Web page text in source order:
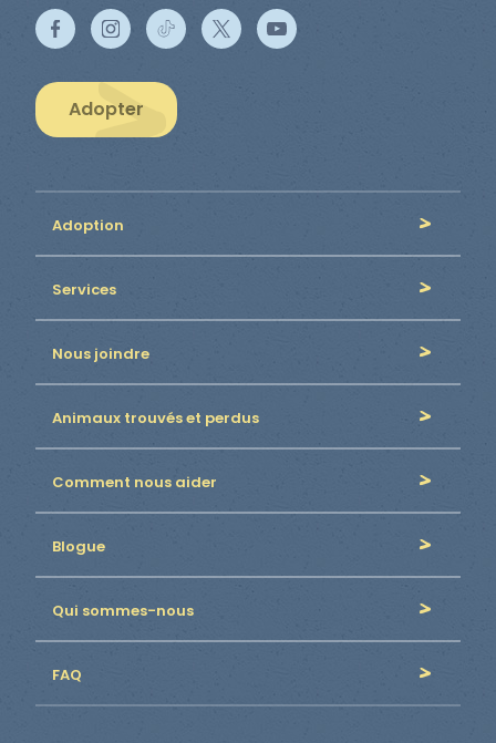
Adopter
Adoption
Services
Nous joindre
Animaux trouvés et perdus
Comment nous aider
Blogue
Qui sommes-nous
FAQ